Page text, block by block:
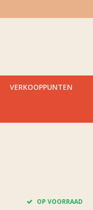
VERKOOPPUNTEN
OP VOORRAAD